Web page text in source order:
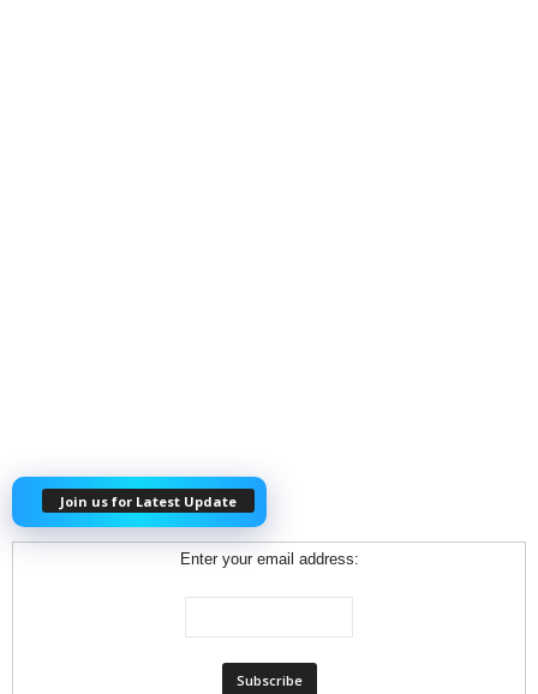
Join us for Latest Update
Enter your email address: